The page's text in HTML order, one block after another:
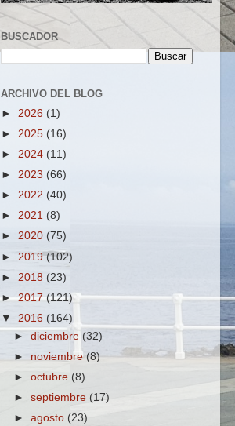
BUSCADOR
ARCHIVO DEL BLOG
► 2026 (1)
► 2025 (16)
► 2024 (11)
► 2023 (66)
► 2022 (40)
► 2021 (8)
► 2020 (75)
► 2019(102)
► 2018 (23)
►2017(121)
▼ 2016 (164)
►diciembre (32)
► noviembre(8)
►octubre (8)
►septiembre (17)
►agosto (23)